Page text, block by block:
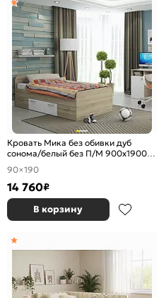
Кровать Мика без обивки дуб
сонома/белый без П/М 900x1900,
изголовье жесткое
90×190
14 760₽
В корзину